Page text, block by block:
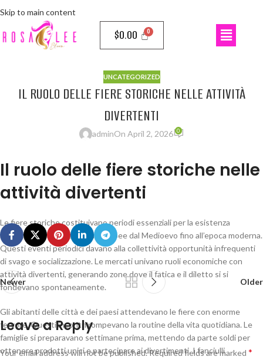
Skip to main content
$0.00
UNCATEGORIZED
IL RUOLO DELLE FIERE STORICHE NELLE ATTIVITÀ
DIVERTENTI
adminOn April 2, 2026 0
Il ruolo delle fiere storiche nelle
attività divertenti
Le fiere storiche costituivano periodi essenziali per la esistenza
ricreativa delle collettività europee dal Medioevo fino all’epoca moderna.
Questi eventi periodici davano alla collettività opportunità infrequenti
di svago e socializzazione. Le mercati univano ruoli economiche con
attività divertenti, generando zone dove il fatica e il diletto si si
fondevano spontaneamente.
Gli abitanti delle città e dei paesi attendevano le fiere con enorme
fervore. Questi incontri rompevano la routine della vita quotidiana. Le
famiglie si preparavano settimane prima, mettendo da parte soldi per
ottenere prodotti unici e partecipare ai divertimenti. I fanciulli
Newer Older
Leave a Reply
Your email address will not be published.Required fields are marked *